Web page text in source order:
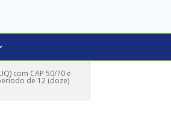
com CAP 50/70 e
de 12 (doze)